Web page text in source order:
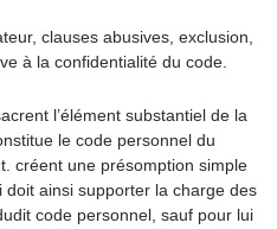
clauses abusives, exclusion,
à la confidentialité du code.
l’élément substantiel de la
le code personnel du
créent une présomption simple
ainsi supporter la charge des
code personnel, sauf pour lui